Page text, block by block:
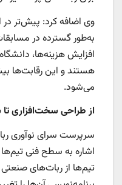
وی اضافه کرد: پیش‌تر در
به‌طور گسترده در
افزایش هزینه‌ها،
هستند و این رقابت‌ها
می‌شود.
از طراحی سخت‌افزاری
سرپرست سرای نوآوری
اشاره به سطح فنی
تیم‌ها از ربات‌های صنعتی